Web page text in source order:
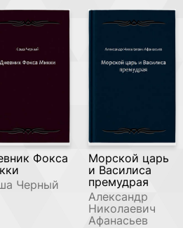
Фокса
Черный
Морской царь
и Василиса
премудрая
Александр
Николаевич
Афанасьев